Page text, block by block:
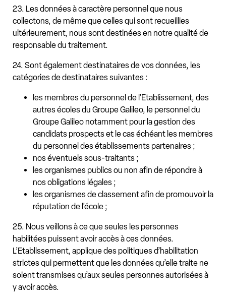
23. Les données à caractère personnel que nous
collectons, de même que celles qui sont recueillies
ultérieurement, nous sont destinées en notre qualité de
responsable du traitement.
24. Sont également destinataires de vos données, les
catégories de destinataires suivantes :
les membres du personnel de l’Etablissement, des
autres écoles du Groupe Galileo, le personnel du
Groupe Galileo notamment pour la gestion des
candidats prospects et le cas échéant les membres
du personnel des établissements partenaires ;
nos éventuels sous-traitants ;
les organismes publics ou non afin de répondre à
nos obligations légales ;
les organismes de classement afin de promouvoir la
réputation de l’école ;
25. Nous veillons à ce que seules les personnes
habilitées puissent avoir accès à ces données.
L’Etablissement, applique des politiques d’habilitation
strictes qui permettent que les données qu’elle traite ne
soient transmises qu’aux seules personnes autorisées à
y avoir accès.